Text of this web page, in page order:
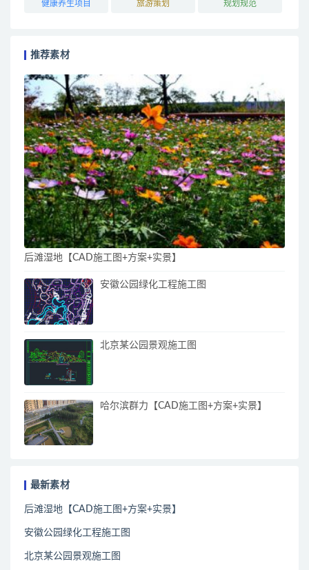
健康养生项目 旅游策划 规划规范
推荐素材
后滩湿地【CAD施工图+方案+实景】
安徽公园绿化工程施工图
北京某公园景观施工图
哈尔滨群力【CAD施工图+方案+实景】
最新素材
后滩湿地【CAD施工图+方案+实景】
安徽公园绿化工程施工图
北京某公园景观施工图